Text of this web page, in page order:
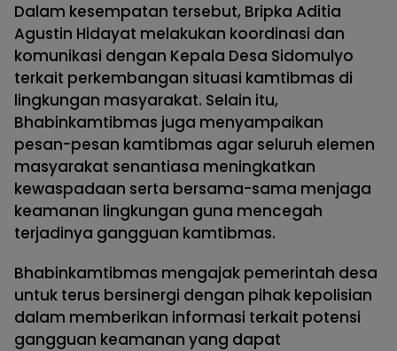
Dalam kesempatan tersebut, Bripka Aditia
Agustin Hidayat melakukan koordinasi dan
komunikasi dengan Kepala Desa Sidomulyo
terkait perkembangan situasi kamtibmas di
lingkungan masyarakat. Selain itu,
Bhabinkamtibmas juga menyampaikan
pesan-pesan kamtibmas agar seluruh elemen
masyarakat senantiasa meningkatkan
kewaspadaan serta bersama-sama menjaga
keamanan lingkungan guna mencegah
terjadinya gangguan kamtibmas.
Bhabinkamtibmas mengajak pemerintah desa
untuk terus bersinergi dengan pihak kepolisian
dalam memberikan informasi terkait potensi
gangguan keamanan yang dapat